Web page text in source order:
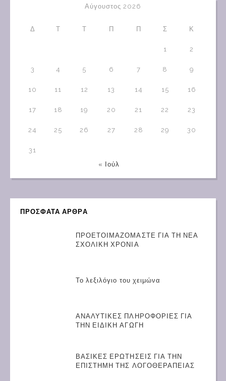
Αύγουστος 2026
Δ Τ Τ Π Π Σ Κ
1 2
3 4 5 6 7 8 9
10 11 12 13 14 15 16
17 18 19 20 21 22 23
24 25 26 27 28 29 30
31
« Ιούλ
ΠΡΟΣΦΑΤΑ ΑΡΘΡΑ
ΠΡΟΕΤΟΙΜΑΖΟΜΑΣΤΕ ΓΙΑ ΤΗ ΝΕΑ
ΣΧΟΛΙΚΗ ΧΡΟΝΙΑ
Το λεξιλόγιο του χειμώνα
ΑΝΑΛΥΤΙΚΕΣ ΠΛΗΡΟΦΟΡΙΕΣ ΓΙΑ
ΤΗΝ ΕΙΔΙΚΗ ΑΓΩΓΗ
ΒΑΣΙΚΕΣ ΕΡΩΤΗΣΕΙΣ ΓΙΑ ΤΗΝ
ΕΠΙΣΤΗΜΗ ΤΗΣ ΛΟΓΟΘΕΡΑΠΕΙΑΣ